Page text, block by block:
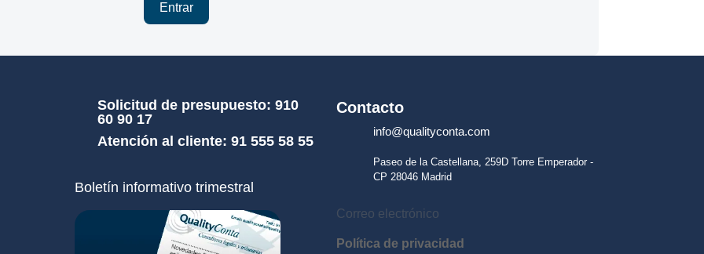
Entrar
Solicitud de presupuesto: 910
60 90 17
Atención al cliente: 91 555 58 55
Boletín informativo trimestral
Contacto
info@qualityconta.com
Paseo de la Castellana, 259D Torre Emperador -
CP 28046 Madrid
C
o
Política de privacidad